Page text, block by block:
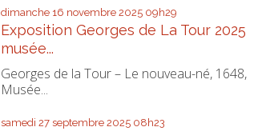
dimanche 16 novembre 2025 09h29
Exposition Georges de La Tour 2025
musée...
Georges de la Tour – Le nouveau-né, 1648,
Musée...
samedi 27 septembre 2025 08h23